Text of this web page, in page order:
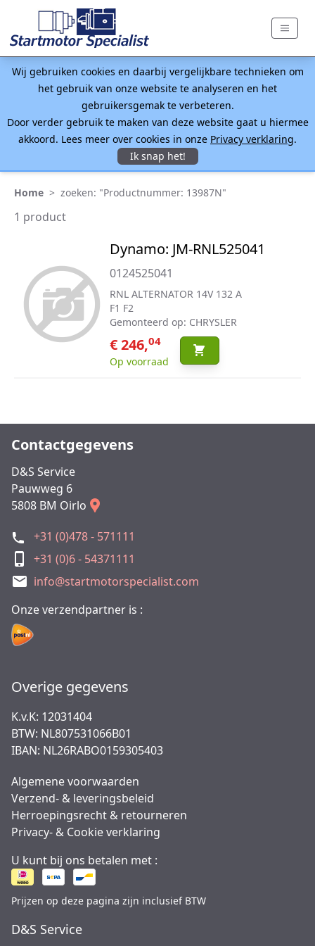
Wij gebruiken cookies en daarbij vergelijkbare technieken om
het gebruik van onze website te analyseren en het
gebruikersgemak te verbeteren.
Door verder gebruik te maken van deze website gaat u hiermee
akkoord. Lees meer over cookies in onze Privacy verklaring.
Ik snap het!
Home > zoeken: "Productnummer: 13987N"
1 product
Dynamo: JM-RNL525041
0124525041
RNL ALTERNATOR 14V 132 A
F1 F2
Gemonteerd op: CHRYSLER
€ 246,04
Op voorraad
Contactgegevens
D&S Service
Pauwweg 6
5808 BM Oirlo
+31 (0)478 - 571111
+31 (0)6 - 54371111
info@startmotorspecialist.com
Onze verzendpartner is :
Overige gegevens
K.v.K: 12031404
BTW: NL807531066B01
IBAN: NL26RABO0159305403
Algemene voorwaarden
Verzend- & leveringsbeleid
Herroepingsrecht & retourneren
Privacy- & Cookie verklaring
U kunt bij ons betalen met :
Prijzen op deze pagina zijn inclusief BTW
D&S Service